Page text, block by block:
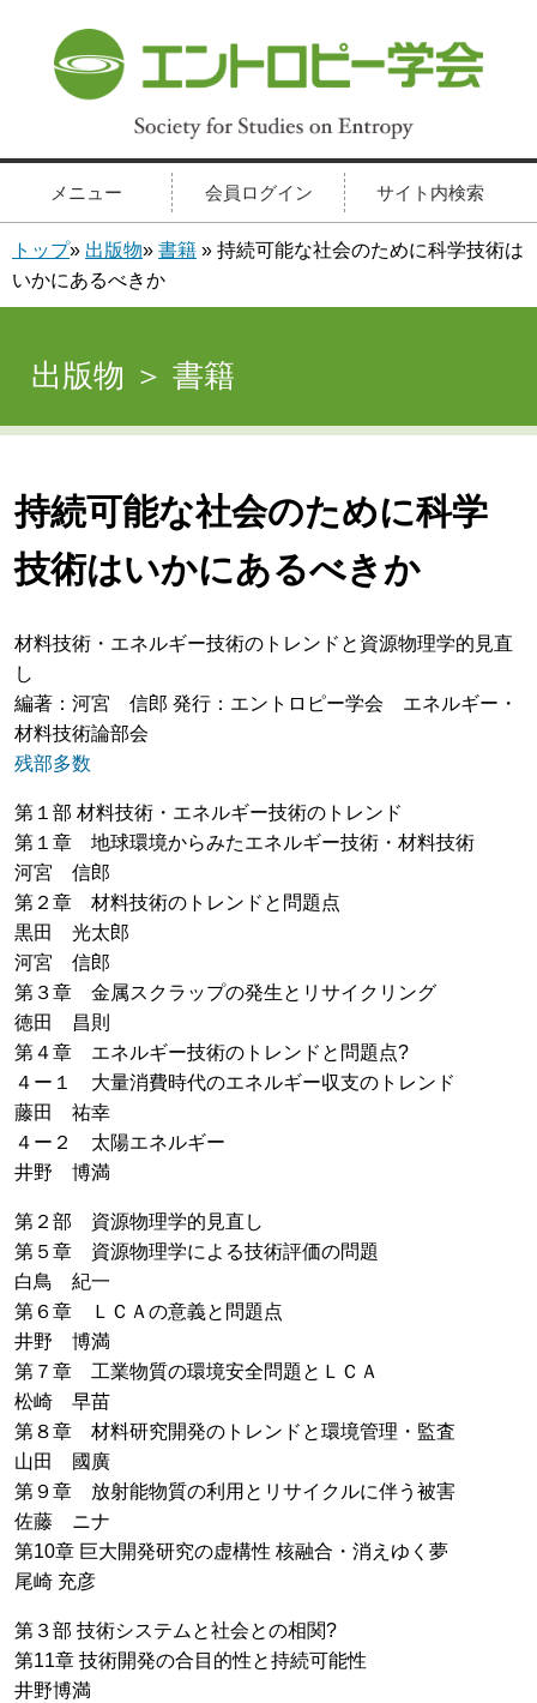
メニュー 会員ログイン サイト内検索
トップ» 出版物» 書籍 » 持続可能な社会のために科学技術は
いかにあるべきか
出版物 ＞ 書籍
持続可能な社会のために科学
技術はいかにあるべきか
材料技術・エネルギー技術のトレンドと資源物理学的見直
し
編著：河宮 信郎 発行：エントロピー学会 エネルギー・
材料技術論部会
残部多数
第１部 材料技術・エネルギー技術のトレンド
第１章 地球環境からみたエネルギー技術・材料技術
河宮 信郎
第２章 材料技術のトレンドと問題点
黒田 光太郎
河宮 信郎
第３章 金属スクラップの発生とリサイクリング
徳田 昌則
第４章 エネルギー技術のトレンドと問題点?
４ー１ 大量消費時代のエネルギー収支のトレンド
藤田 祐幸
４ー２ 太陽エネルギー
井野 博満
第２部 資源物理学的見直し
第５章 資源物理学による技術評価の問題
白鳥 紀一
第６章 ＬＣＡの意義と問題点
井野 博満
第７章 工業物質の環境安全問題とＬＣＡ
松崎 早苗
第８章 材料研究開発のトレンドと環境管理・監査
山田 國廣
第９章 放射能物質の利用とリサイクルに伴う被害
佐藤 ニナ
第10章 巨大開発研究の虚構性 核融合・消えゆく夢
尾崎 充彦
第３部 技術システムと社会との相関?
第11章 技術開発の合目的性と持続可能性
井野博満